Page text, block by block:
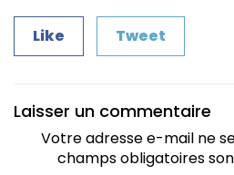
Like Tweet
Laisser un commentaire
Votre adresse e-mail ne
champs obligatoires